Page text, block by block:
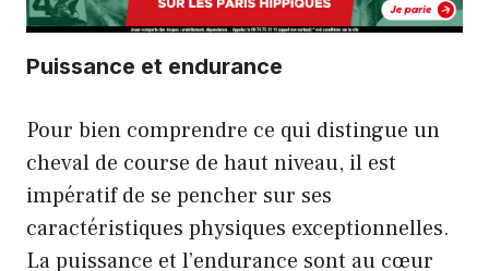
Puissance et endurance
Pour bien comprendre ce qui distingue un
cheval de course de haut niveau, il est
impératif de se pencher sur ses
caractéristiques physiques exceptionnelles.
La puissance et l’endurance sont au cœur